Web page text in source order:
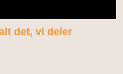
det, vi deler